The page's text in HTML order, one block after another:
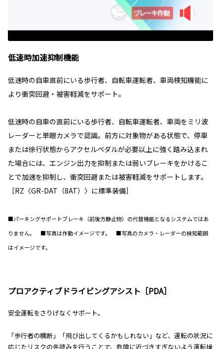
低速時加速抑制機能
低速時の自車直前にいる歩行者、自転車運転者、車両検知機能に
より衝突回避・被害軽減をサポート。
低速時の自車の直前にいる歩行者、自転車運転者、車両をミリ波
レーダーと単眼カメラで認識。前方に対象物がある状態で、停車
または徐行状態からアクセルペダルが必要以上に強く踏み込まれ
た場合には、エンジン出力を抑制または弱いブレーキをかけるこ
とで加速を抑制し、衝突回避または被害軽減をサポートします。
［RZ〈GR-DAT（8AT）〉に標準装備］
■パーキングサポートブレーキ（前後方静止物）の代替機能となるシステムではあ
りません。 ■写真は作動イメージです。 ■写真のカメラ・レーダーの検知範囲
はイメージです。
プロアクティブドライビングアシスト［PDA］
安全運転をさりげなくサポート。
「歩行者の横断」「飛び出してくるかもしれない」など、運転の状況に
応じたリスクの先読みを行うことで、危険に近づきすぎないよう運転操